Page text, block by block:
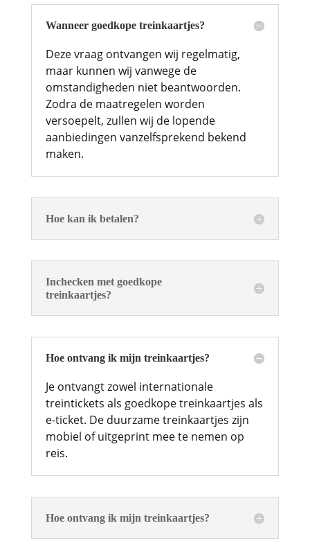
Wanneer goedkope treinkaartjes?
Deze vraag ontvangen wij regelmatig,
maar kunnen wij vanwege de
omstandigheden niet beantwoorden.
Zodra de maatregelen worden
versoepelt, zullen wij de lopende
aanbiedingen vanzelfsprekend bekend
maken.
Hoe kan ik betalen?
Inchecken met goedkope
treinkaartjes?
Hoe ontvang ik mijn treinkaartjes?
Je ontvangt zowel internationale
treintickets als goedkope treinkaartjes als
e-ticket. De duurzame treinkaartjes zijn
mobiel of uitgeprint mee te nemen op
reis.
Hoe ontvang ik mijn treinkaartjes?